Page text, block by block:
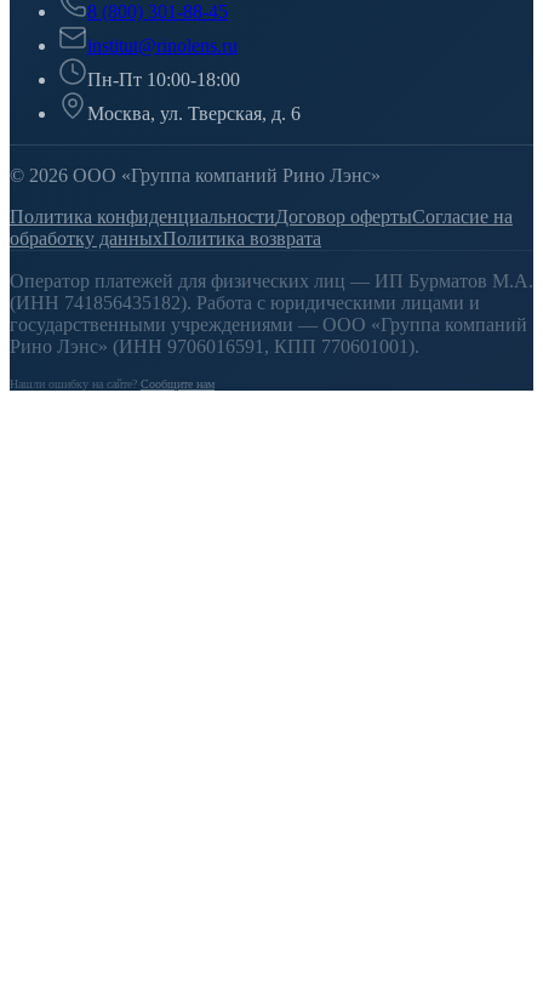
8 (800) 301-88-45
institut@rinolens.ru
Пн-Пт 10:00-18:00
Москва, ул. Тверская, д. 6
© 2026 ООО «Группа компаний Рино Лэнс»
Политика конфиденциальностиДоговор офертыСогласие на
обработку данныхПолитика возврата
Оператор платежей для физических лиц — ИП Бурматов М.А.
(ИНН 741856435182). Работа с юридическими лицами и
государственными учреждениями — ООО «Группа компаний
Рино Лэнс» (ИНН 9706016591, КПП 770601001).
Нашли ошибку на сайте? Сообщите нам